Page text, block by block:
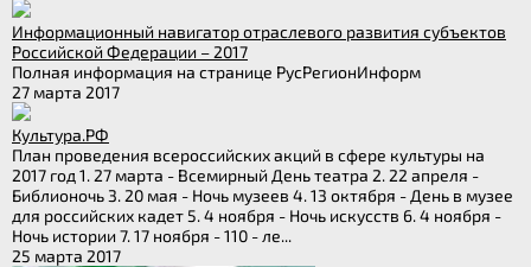
Информационный навигатор отраслевого развития субъектов
Российской Федерации – 2017
Полная информация на странице РусРегионИнформ
27 марта 2017
Культура.РФ
План проведения всероссийских акций в сфере культуры на
2017 год 1. 27 марта - Всемирный День театра 2. 22 апреля -
Библионочь 3. 20 мая - Ночь музеев 4. 13 октября - День в музее
для российских кадет 5. 4 ноября - Ночь искусств 6. 4 ноября -
Ночь истории 7. 17 ноября - 110 - ле...
25 марта 2017